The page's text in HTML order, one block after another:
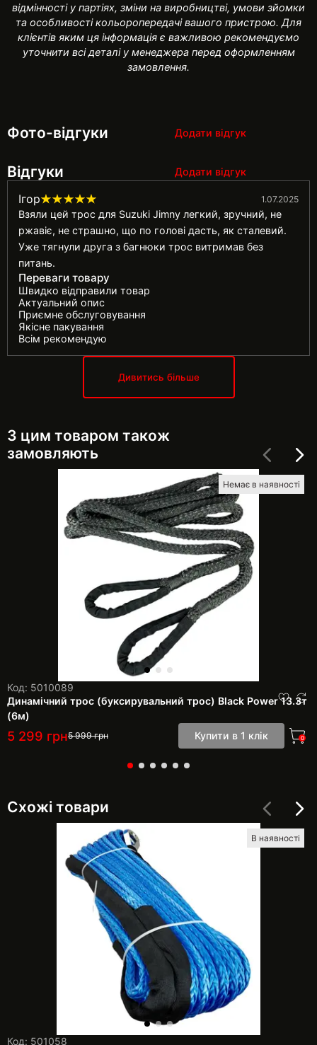
відмінності у партіях, зміни на виробництві, умови зйомки
та особливості кольоропередачі вашого пристрою. Для
клієнтів яким ця інформація є важливою рекомендуємо
уточнити всі деталі у менеджера перед оформленням
замовлення.
Фото-відгуки Додати відгук
Відгуки Додати відгук
Ігор 1.07.2025
Взяли цей трос для Suzuki Jimny легкий, зручний, не
ржавіє, не страшно, що по голові дасть, як сталевий.
Уже тягнули друга з багнюки трос витримав без
питань.
Переваги товару
Швидко відправили товар
Актуальний опис
Приємне обслуговування
Якісне пакування
Всім рекомендую
Дивитись більше
З цим товаром також
замовляють
Немає в наявності
Код: 5010089
Динамічний трос (буксирувальний трос) Black Power 13.3т
(6м)
5 299 грн5 999грн Купити в 1 клік 0
Схожі товари
В наявності
Код: 501058